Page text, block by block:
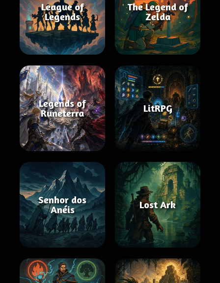
League of
Legends
The Legend of
Zelda
Legends of
Runeterra
LitRPG
Senhor dos
Anéis
Lost Ark